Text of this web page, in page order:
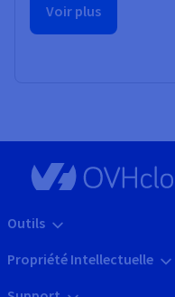
Voir plus
Outils
Propriété Intellectuelle